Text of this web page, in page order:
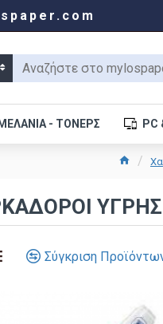
- ΤΌΝΕΡΣ PC
ΥΓΡΉΣ
Σύγκριση